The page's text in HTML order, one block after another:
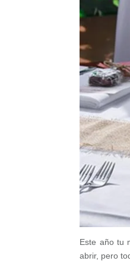
Este año tu
abrir, pero